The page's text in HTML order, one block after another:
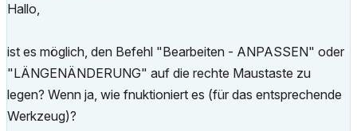
Hallo,
ist es möglich, den Befehl "Bearbeiten - ANPASSEN" oder
"LÄNGENÄNDERUNG" auf die rechte Maustaste zu
legen? Wenn ja, wie fnuktioniert es (für das entsprechende
Werkzeug)?